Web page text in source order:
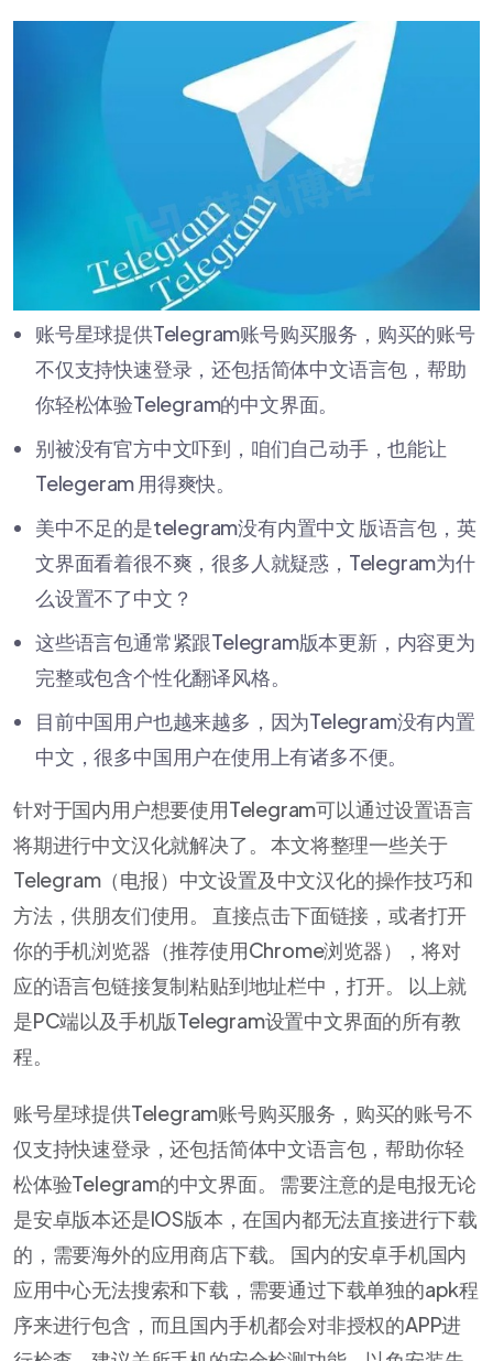
账号星球提供Telegram账号购买服务，购买的账号
不仅支持快速登录，还包括简体中文语言包，帮助
你轻松体验Telegram的中文界面。
别被没有官方中文吓到，咱们自己动手，也能让
Telegeram 用得爽快。
美中不足的是telegram没有内置中文 版语言包，英
文界面看着很不爽，很多人就疑惑，Telegram为什
么设置不了中文？
这些语言包通常紧跟Telegram版本更新，内容更为
完整或包含个性化翻译风格。
目前中国用户也越来越多，因为Telegram没有内置
中文，很多中国用户在使用上有诸多不便。
针对于国内用户想要使用Telegram可以通过设置语言
将期进行中文汉化就解决了。 本文将整理一些关于
Telegram（电报）中文设置及中文汉化的操作技巧和
方法，供朋友们使用。 直接点击下面链接，或者打开
你的手机浏览器（推荐使用Chrome浏览器），将对
应的语言包链接复制粘贴到地址栏中，打开。 以上就
是PC端以及手机版Telegram设置中文界面的所有教
程。
账号星球提供Telegram账号购买服务，购买的账号不
仅支持快速登录，还包括简体中文语言包，帮助你轻
松体验Telegram的中文界面。 需要注意的是电报无论
是安卓版本还是IOS版本，在国内都无法直接进行下载
的，需要海外的应用商店下载。 国内的安卓手机国内
应用中心无法搜索和下载，需要通过下载单独的apk程
序来进行包含，而且国内手机都会对非授权的APP进